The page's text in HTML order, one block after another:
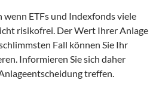
wenn ETFs und Indexfonds viele
risikofrei. Der Wert Ihrer Anlage
Fall können Sie Ihr
Informieren Sie sich daher
treffen.